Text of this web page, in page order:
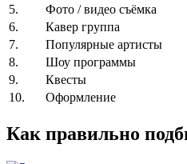
5.
Фото / видео съёмка
6.
Кавер группа
7.
Популярные артисты
8.
Шоу программы
9.
Квесты
10.
Оформление
Как правильно